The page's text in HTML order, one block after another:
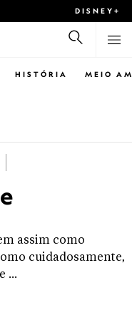
DISNEY+
HISTÓRIA MEIO